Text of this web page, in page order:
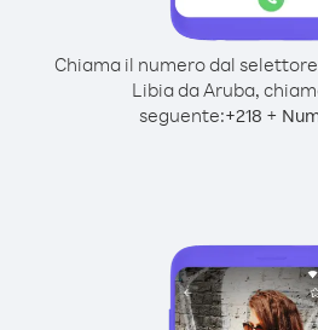
Chiama il numero dal
Libia da Aruba,
seguente:+218 +